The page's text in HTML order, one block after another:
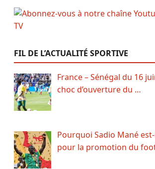
FIL DE L’ACTUALITÉ SPORTIVE
France – Sénégal du 16
choc d’ouverture du …
Pourquoi Sadio Mané
pour la promotion du